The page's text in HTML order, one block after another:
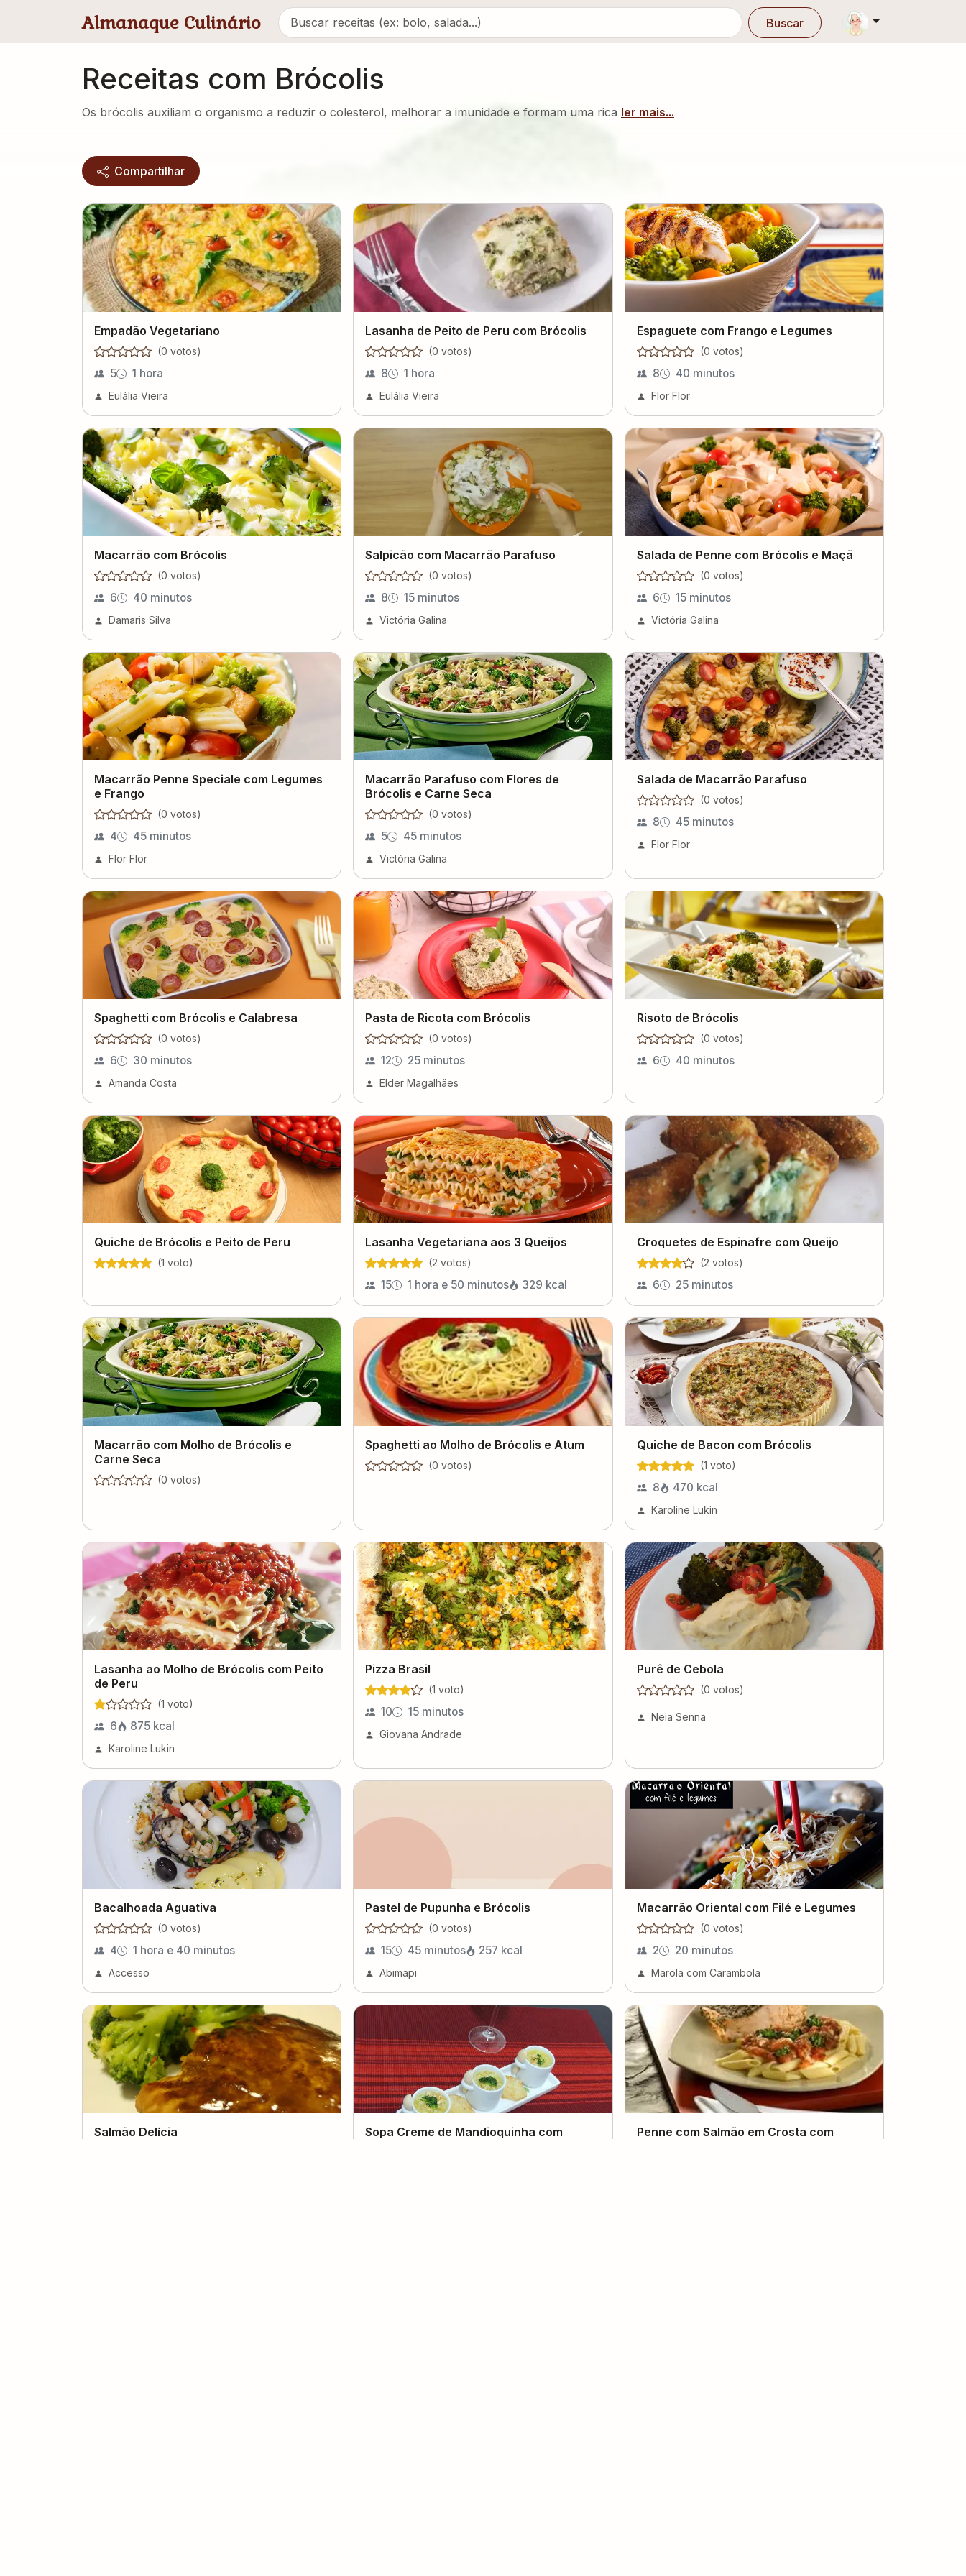
Almanaque Culinário Buscar
Receitas com Brócolis
Os brócolis auxiliam o organismo a reduzir o colesterol, melhorar a imunidade e formam uma rica ler mais...
Compartilhar
Empadão Vegetariano
(0 votos)
5 1 hora
Eulália Vieira
Lasanha de Peito de Peru com Brócolis
(0 votos)
8 1 hora
Eulália Vieira
Espaguete com Frango e Legumes
(0 votos)
8 40 minutos
Flor Flor
Macarrão com Brócolis
(0 votos)
6 40 minutos
Damaris Silva
Salpicão com Macarrão Parafuso
(0 votos)
8 15 minutos
Victória Galina
Salada de Penne com Brócolis e Maçã
(0 votos)
6 15 minutos
Victória Galina
Macarrão Penne Speciale com Legumes
e Frango
(0 votos)
4 45 minutos
Flor Flor
Macarrão Parafuso com Flores de
Brócolis e Carne Seca
(0 votos)
5 45 minutos
Victória Galina
Salada de Macarrão Parafuso
(0 votos)
8 45 minutos
Flor Flor
Spaghetti com Brócolis e Calabresa
(0 votos)
6 30 minutos
Amanda Costa
Pasta de Ricota com Brócolis
(0 votos)
12 25 minutos
Elder Magalhães
Risoto de Brócolis
(0 votos)
6 40 minutos
Quiche de Brócolis e Peito de Peru
(1 voto)
Lasanha Vegetariana aos 3 Queijos
(2 votos)
15 1 hora e 50 minutos 329 kcal
Croquetes de Espinafre com Queijo
(2 votos)
6 25 minutos
Macarrão com Molho de Brócolis e
Carne Seca
(0 votos)
Spaghetti ao Molho de Brócolis e Atum
(0 votos)
Quiche de Bacon com Brócolis
(1 voto)
8 470 kcal
Karoline Lukin
Lasanha ao Molho de Brócolis com Peito
de Peru
(1 voto)
6 875 kcal
Karoline Lukin
Pizza Brasil
(1 voto)
10 15 minutos
Giovana Andrade
Purê de Cebola
(0 votos)
Neia Senna
Bacalhoada Aguativa
(0 votos)
4 1 hora e 40 minutos
Accesso
Pastel de Pupunha e Brócolis
(0 votos)
15 45 minutos 257 kcal
Abimapi
Macarrão Oriental com Filé e Legumes
(0 votos)
2 20 minutos
Marola com Carambola
Salmão Delícia
Sopa Creme de Mandioquinha com
Penne com Salmão em Crosta com